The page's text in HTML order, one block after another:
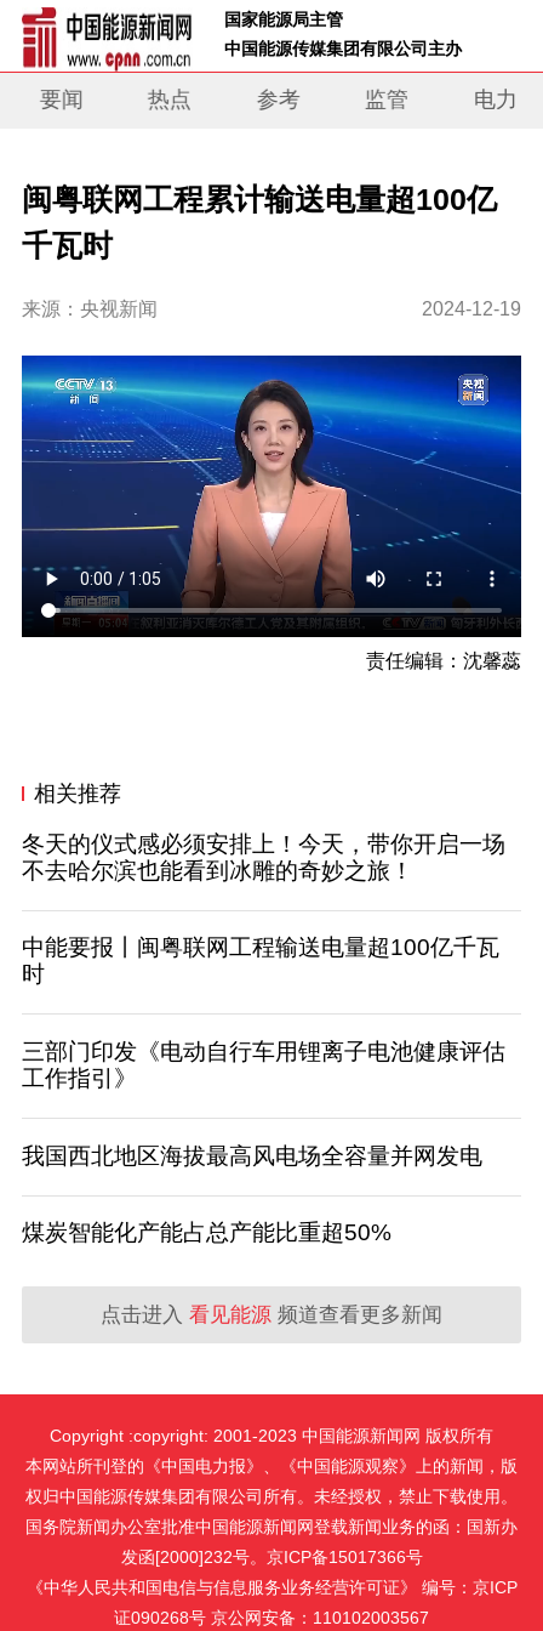
国家能源局主管
中国能源传媒集团有限公司主办
要闻 热点 参考 监管 电力
闽粤联网工程累计输送电量超100亿
千瓦时
来源：央视新闻 2024-12-19
责任编辑：沈馨蕊
相关推荐
冬天的仪式感必须安排上！今天，带你开启一场
不去哈尔滨也能看到冰雕的奇妙之旅！
中能要报丨闽粤联网工程输送电量超100亿千瓦
时
三部门印发《电动自行车用锂离子电池健康评估
工作指引》
我国西北地区海拔最高风电场全容量并网发电
煤炭智能化产能占总产能比重超50%
点击进入 看见能源 频道查看更多新闻
Copyright :copyright: 2001-2023 中国能源新闻网 版权所有
本网站所刊登的《中国电力报》、《中国能源观察》上的新闻，版
权归中国能源传媒集团有限公司所有。未经授权，禁止下载使用。
国务院新闻办公室批准中国能源新闻网登载新闻业务的函：国新办
发函[2000]232号。京ICP备15017366号
《中华人民共和国电信与信息服务业务经营许可证》 编号：京ICP
证090268号 京公网安备：110102003567